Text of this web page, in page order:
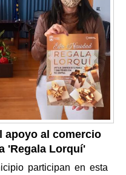
apoyo al comercio
'Regala Lorquí'
participan en esta